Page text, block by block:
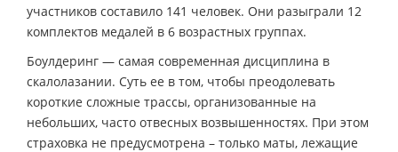
участников составило 141 человек. Они разыграли 12
комплектов медалей в 6 возрастных группах.
Боулдеринг — самая современная дисциплина в
скалолазании. Суть ее в том, чтобы преодолевать
короткие сложные трассы, организованные на
небольших, часто отвесных возвышенностях. При этом
страховка не предусмотрена – только маты, лежащие